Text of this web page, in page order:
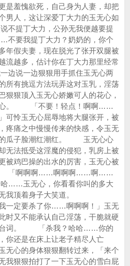
是羞愧欲死，自己身为人妻，却把
男人，这让深爱丁大力的玉无心如
提丁大力，公孙无我便越要提
我提丁大力？奶奶的，你个
年假夫妻，现在脱光了张开双腿被
流越多，估计你在丁大力那里经常
说一边狠狠用手抓住玉无心两
所有挑逗方法玩弄这对玉乳，淫荡
狠狠顶入玉无心娇嫩可人的花心，
心。 「不要！轻点！啊啊……
怜玉无心屈辱地将大腿张开，被
疼痛之中慢慢传来的快感，令玉无
的瓜子脸潮红潮红。 玉无心心
无法抵受这淫魔的侵犯，乳房上被
被鸡巴操的出水的厉害，玉无心被
「啊啊啊……啊啊啊……啊……
玉无心，你看看你叫的多大
无我顶着身子大笑道。
定要杀了你……啊啊啊！」玉无
时又不能承认自己淫荡，干脆就硬
台词。 「杀我？哈哈……你的
你还是在床上让老子精尽人亡
无心的身体狠狠翻转过来，「来个
我狠狠拍打了一下玉无心的雪白屁